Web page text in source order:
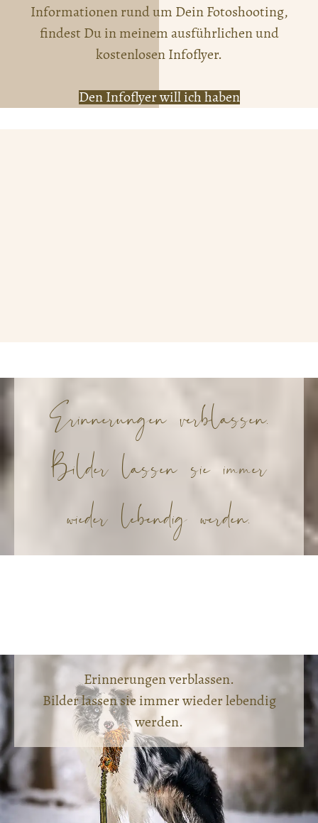
Informationen rund um Dein Fotoshooting,
findest Du in meinem ausführlichen und
kostenlosen Infoflyer.
Den Infoflyer will ich haben
Erinnerungen verblassen.
Bilder lassen sie immer
wieder lebendig werden.
Erinnerungen verblassen.
Bilder lassen sie immer wieder lebendig
werden.